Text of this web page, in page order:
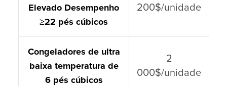
Elevado Desempenho
≥22 pés cúbicos
200$/unidade
Congeladores de ultra
baixa temperatura de
6 pés cúbicos
2
000$/unidade